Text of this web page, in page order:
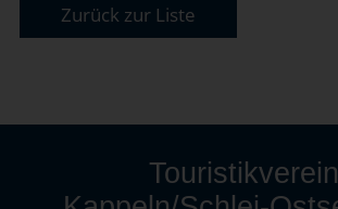
Zurück zur Liste
Touristikverein